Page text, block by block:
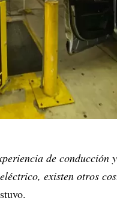
de conducción
existen otros